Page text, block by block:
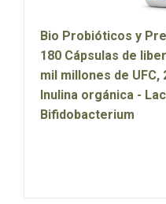
Bio Probióticos y
180 Cápsulas de
mil millones de
Inulina orgánica -
Bifidobacterium